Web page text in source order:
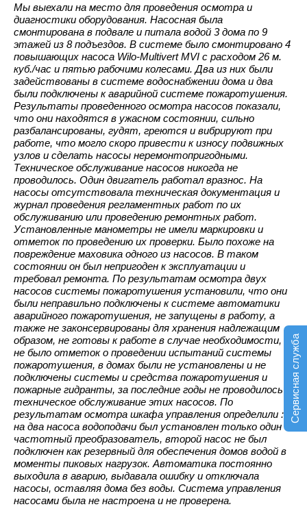
Сервисная служба
Мы выехали на место для проведения осмотра и
диагностики оборудования. Насосная была
смонтирована в подвале и питала водой 3 дома по 9
этажей из 8 подъездов. В системе было смонтировано 4
повышающих насоса Wilo-Multivert MVI c расходом 26 м.
куб./час и пятью рабочими колесами. Два из них были
задействованы в системе водоснабжении дома и два
были подключены к аварийной системе пожаротушения.
Результаты проведенного осмотра насосов показали,
что они находятся в ужасном состоянии, сильно
разбалансированы, гудят, греются и вибрируют при
работе, что могло скоро привести к износу подвижных
узлов и сделать насосы неремонтопригодными.
Техническое обслуживание насосов никогда не
проводилось. Один двигатель работал вразнос. На
насосы отсутствовала техническая документация и
журнал проведения регламентных работ по их
обслуживанию или проведению ремонтных работ.
Установленные манометры не имели маркировки и
отметок по проведению их проверки. Было похоже на
повреждение маховика одного из насосов. В таком
состоянии он был непригоден к эксплуатации и
требовал ремонта. По результатам осмотра двух
насосов системы пожаротушения установили, что они
были неправильно подключены к системе автоматики
аварийного пожаротушения, не запущены в работу, а
также не законсервированы для хранения надлежащим
образом, не готовы к работе в случае необходимости,
не было отметок о проведении испытаний системы
пожаротушения, в домах были не установлены и не
подключены системы и средства пожаротушения и
пожарные гидранты, за последние годы не проводилось
техническое обслуживание этих насосов. По
результатам осмотра шкафа управления определили :
на два насоса водоподачи был установлен только один
частотный преобразователь, второй насос не был
подключен как резервный для обеспечения домов водой в
моменты пиковых нагрузок. Автоматика постоянно
выходила в аварию, выдавала ошибку и отключала
насосы, оставляя дома без воды. Система управления
насосами была не настроена и не проверена.